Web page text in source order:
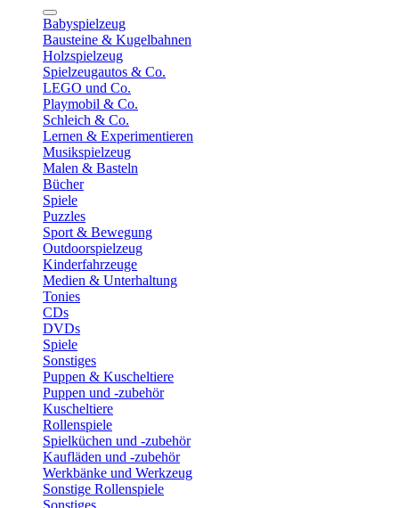
Babyspielzeug
Bausteine & Kugelbahnen
Holzspielzeug
Spielzeugautos & Co.
LEGO und Co.
Playmobil & Co.
Schleich & Co.
Lernen & Experimentieren
Musikspielzeug
Malen & Basteln
Bücher
Spiele
Puzzles
Sport & Bewegung
Outdoorspielzeug
Kinderfahrzeuge
Medien & Unterhaltung
Tonies
CDs
DVDs
Spiele
Sonstiges
Puppen & Kuscheltiere
Puppen und -zubehör
Kuscheltiere
Rollenspiele
Spielküchen und -zubehör
Kaufläden und -zubehör
Werkbänke und Werkzeug
Sonstige Rollenspiele
Sonstiges